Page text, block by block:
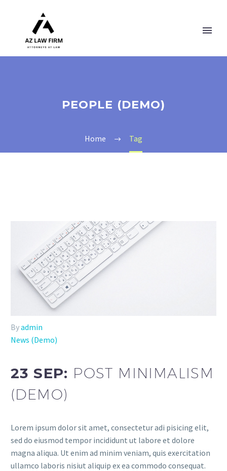
PEOPLE (DEMO)
Home Tag
Byadmin
News (Demo)
23 SEP: POST MINIMALISM
(DEMO)
Lorem ipsum dolor sit amet, consectetur adi pisicing elit,
sed do eiusmod tempor incididunt ut labore et dolore
magna aliqua. Ut enim ad minim veniam, quis exercitation
ullamco laboris nisiut aliquip ex ea commodo consequat.